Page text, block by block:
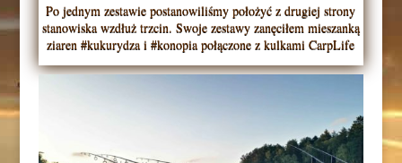
Po jednym zestawie postanowiliśmy położyć z drugiej strony
stanowiska wzdłuż trzcin. Swoje zestawy zanęciłem mieszanką
ziaren #kukurydza i #konopia połączone z kulkami CarpLife